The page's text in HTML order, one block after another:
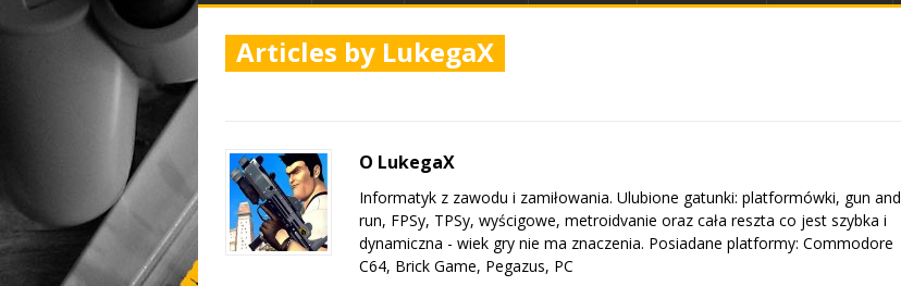
Articles by LukegaX
O LukegaX
Informatyk z zawodu i zamiłowania. Ulubione gatunki: platformówki, gun and
run, FPSy, TPSy, wyścigowe, metroidvanie oraz cała reszta co jest szybka i
dynamiczna - wiek gry nie ma znaczenia. Posiadane platformy: Commodore
C64, Brick Game, Pegazus, PC